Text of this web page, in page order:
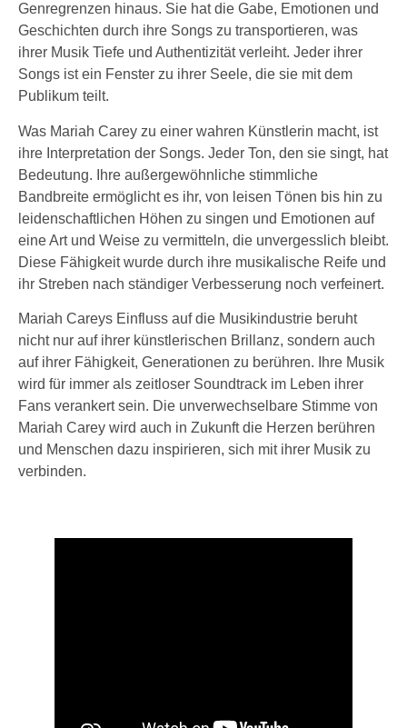
Genregrenzen hinaus. Sie hat die Gabe, Emotionen und
Geschichten durch ihre Songs zu transportieren, was
ihrer Musik Tiefe und Authentizität verleiht. Jeder ihrer
Songs ist ein Fenster zu ihrer Seele, die sie mit dem
Publikum teilt.
Was Mariah Carey zu einer wahren Künstlerin macht, ist
ihre Interpretation der Songs. Jeder Ton, den sie singt, hat
Bedeutung. Ihre außergewöhnliche stimmliche
Bandbreite ermöglicht es ihr, von leisen Tönen bis hin zu
leidenschaftlichen Höhen zu singen und Emotionen auf
eine Art und Weise zu vermitteln, die unvergesslich bleibt.
Diese Fähigkeit wurde durch ihre musikalische Reife und
ihr Streben nach ständiger Verbesserung noch verfeinert.
Mariah Careys Einfluss auf die Musikindustrie beruht
nicht nur auf ihrer künstlerischen Brillanz, sondern auch
auf ihrer Fähigkeit, Generationen zu berühren. Ihre Musik
wird für immer als zeitloser Soundtrack im Leben ihrer
Fans verankert sein. Die unverwechselbare Stimme von
Mariah Carey wird auch in Zukunft die Herzen berühren
und Menschen dazu inspirieren, sich mit ihrer Musik zu
verbinden.